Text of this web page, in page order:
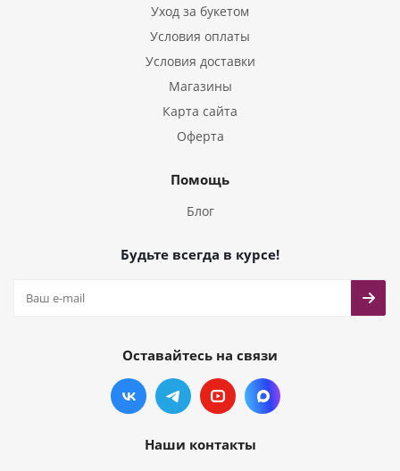
Уход за букетом
Условия оплаты
Условия доставки
Магазины
Карта сайта
Оферта
Помощь
Блог
Будьте всегда в курсе!
Оставайтесь на связи
Наши контакты